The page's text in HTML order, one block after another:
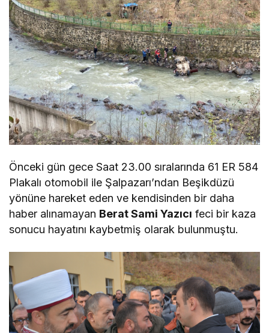
Önceki gün gece Saat 23.00 sıralarında 61 ER 584
Plakalı otomobil ile Şalpazarı’ndan Beşikdüzü
yönüne hareket eden ve kendisinden bir daha
haber alınamayan Berat Sami Yazıcı feci bir kaza
sonucu hayatını kaybetmiş olarak bulunmuştu.